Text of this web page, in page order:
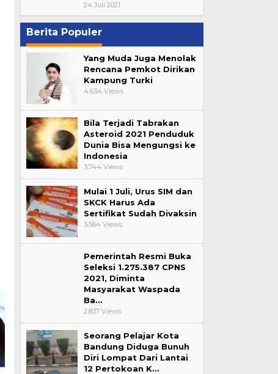
24 Juli 2021
Berita Populer
Yang Muda Juga Menolak
Rencana Pemkot Dirikan
Kampung Turki
4.634 Views
Bila Terjadi Tabrakan
Asteroid 2021 Penduduk
Dunia Bisa Mengungsi ke
Indonesia
3.744 Views
Mulai 1 Juli, Urus SIM dan
SKCK Harus Ada
Sertifikat Sudah Divaksin
3.564 Views
Pemerintah Resmi Buka
Seleksi 1.275.387 CPNS
2021, Diminta
Masyarakat Waspada
Ba…
2.837 Views
Seorang Pelajar Kota
Bandung Diduga Bunuh
Diri Lompat Dari Lantai
12 Pertokoan K…